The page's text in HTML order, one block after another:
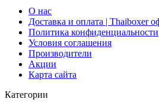
О нас
Доставка и оплата | Thaiboxer
Политика конфиденциальности
Условия соглашения
Производители
Акции
Карта сайта
Категории